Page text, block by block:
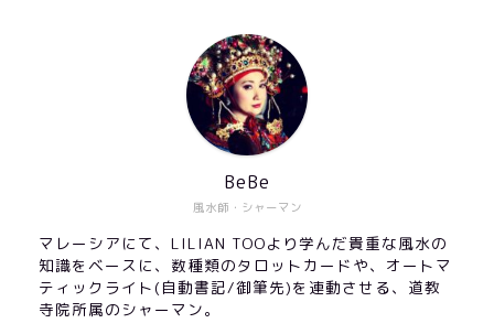
風水師・シャーマン
BeBe
マレーシアにて、LILIAN TOOより学んだ貴重な風水の
知識をベースに、数種類のタロットカードや、オートマ
ティックライト(自動書記/御筆先)を連動させる、道教
寺院所属のシャーマン。